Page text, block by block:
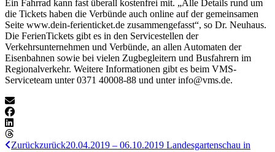
Ein Fahrrad kann fast überall kostenfrei mit. „Alle Details rund um
die Tickets haben die Verbünde auch online auf der gemeinsamen
Seite www.dein-ferienticket.de zusammengefasst“, so Dr. Neuhaus.
Die FerienTickets gibt es in den Servicestellen der
Verkehrsunternehmen und Verbünde, an allen Automaten der
Eisenbahnen sowie bei vielen Zugbegleitern und Busfahrern im
Regionalverkehr. Weitere Informationen gibt es beim VMS-
Serviceteam unter 0371 40008-88 und unter info@vms.de.
Zurückzurück20.04.2019 – 06.10.2019 Landesgartenschau in